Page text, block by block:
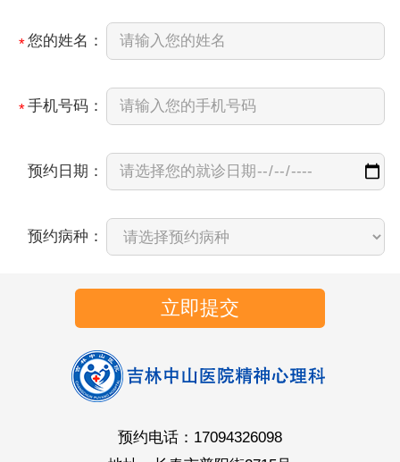
*您的姓名：
*手机号码：
预约日期：
预约病种：
立即提交
预约电话：17094326098